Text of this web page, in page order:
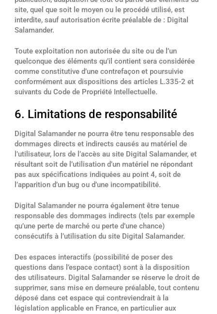
site, quel que soit le moyen ou le procédé utilisé, est
interdite, sauf autorisation écrite préalable de : Digital
Salamander.
Toute exploitation non autorisée du site ou de l’un
quelconque des éléments qu’il contient sera considérée
comme constitutive d’une contrefaçon et poursuivie
conformément aux dispositions des articles L.335-2 et
suivants du Code de Propriété Intellectuelle.
6. Limitations de responsabilité
Digital Salamander ne pourra être tenu responsable des
dommages directs et indirects causés au matériel de
l’utilisateur, lors de l’accès au site Digital Salamander, et
résultant soit de l’utilisation d’un matériel ne répondant
pas aux spécifications indiquées au point 4, soit de
l’apparition d’un bug ou d’une incompatibilité.
Digital Salamander ne pourra également être tenue
responsable des dommages indirects (tels par exemple
qu’une perte de marché ou perte d’une chance)
consécutifs à l’utilisation du site Digital Salamander.
Des espaces interactifs (possibilité de poser des
questions dans l’espace contact) sont à la disposition
des utilisateurs. Digital Salamander se réserve le droit de
supprimer, sans mise en demeure préalable, tout contenu
déposé dans cet espace qui contreviendrait à la
législation applicable en France, en particulier aux